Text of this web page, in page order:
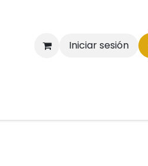
Iniciar sesión